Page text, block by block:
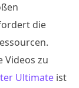
die
Videos zu
Ultimate ist